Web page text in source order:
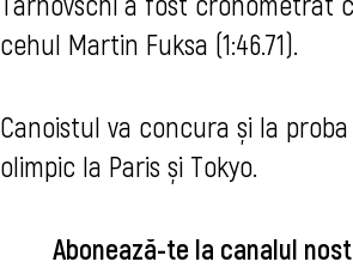
cehul Martin Fuksa (1:46.71).
Canoistul va concura și la
olimpic la Paris și Tokyo.
Abonează-te la canalul